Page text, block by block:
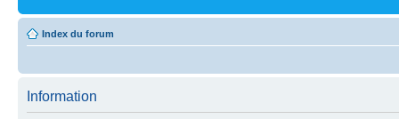
Index du forum
Information